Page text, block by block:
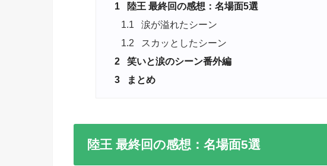
1
陸王 最終回の感想：名場面5選
1.1
涙が溢れたシーン
1.2
スカッとしたシーン
2
笑いと涙のシーン番外編
3
まとめ
陸王 最終回の感想：名場面5選